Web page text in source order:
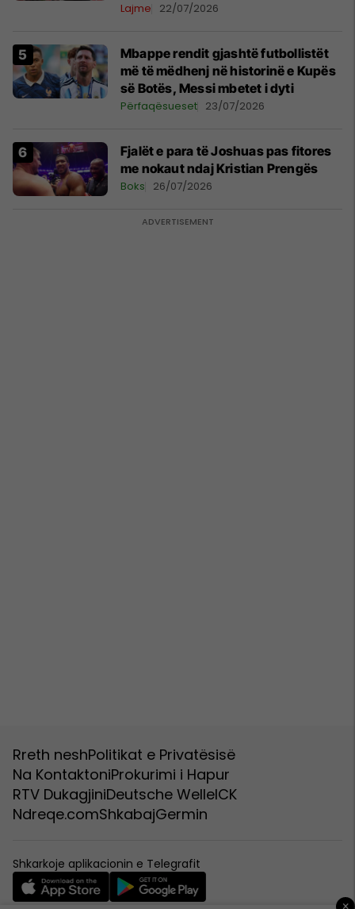
Lajme 22/07/2026
Mbappe rendit gjashtë futbollistët
më të mëdhenj në historinë e Kupës
së Botës, Messi mbetet i dyti
Përfaqësueset 23/07/2026
Fjalët e para të Joshuas pas fitores
me nokaut ndaj Kristian Prengës
Boks 26/07/2026
Rreth neshPolitikat e Privatësisë
Na KontaktoniProkurimi i Hapur
RTV DukagjiniDeutsche WelleICK
Ndreqe.comShkabajGermin
Shkarkoje aplikacionin e Telegrafit